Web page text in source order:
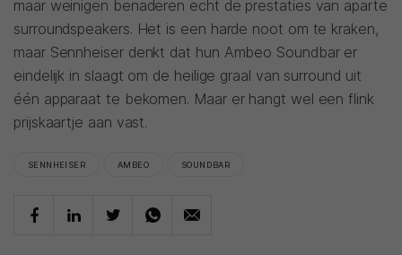
maar weinigen benaderen echt de prestaties van aparte
surroundspeakers. Het is een harde noot om te kraken,
maar Sennheiser denkt dat hun Ambeo Soundbar er
eindelijk in slaagt om de heilige graal van surround uit
één apparaat te bekomen. Maar er hangt wel een flink
prijskaartje aan vast.
SENNHEISER AMBEO SOUNDBAR